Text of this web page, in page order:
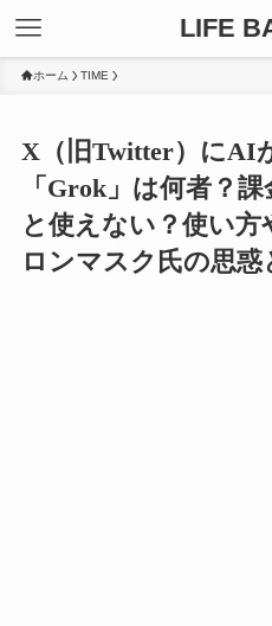
LIFE
ホーム TIME
X（旧Twitter）にAI
「Grok」は何者？
と使えない？使い方
ロンマスク氏の思惑